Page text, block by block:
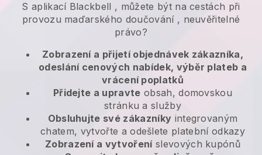
S aplikací Blackbell , můžete být na cestách při
provozu maďarského doučování, neuvěřitelné
právo?
Zobrazení a přijetí objednávek zákazníka,
odeslání cenových nabídek, výběr plateb a
vrácení poplatků
Přidejte a upravte obsah, domovskou
stránku a služby
Obsluhujte své zákazníky integrovaným
chatem, vytvořte a odešlete platební odkazy
Zobrazení a vytvořeníslevových kupónů